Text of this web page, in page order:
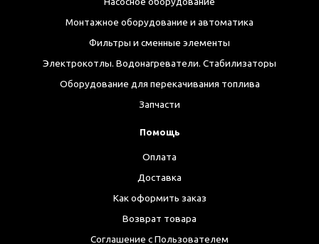
Монтажное оборудование и автоматика
Фильтры и сменные элементы
Электрокотлы. Водонагреватели. Стабилизаторы
Оборудование для перекачивания топлива
Запчасти
Помощь
Оплата
Доставка
Как оформить заказ
Возврат товара
Соглашение с Пользователем